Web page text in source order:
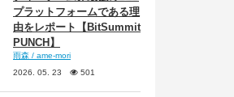
プラットフォームである理
由をレポート【BitSummit
PUNCH】
雨森 / ame-mori
2026. 05. 23
501